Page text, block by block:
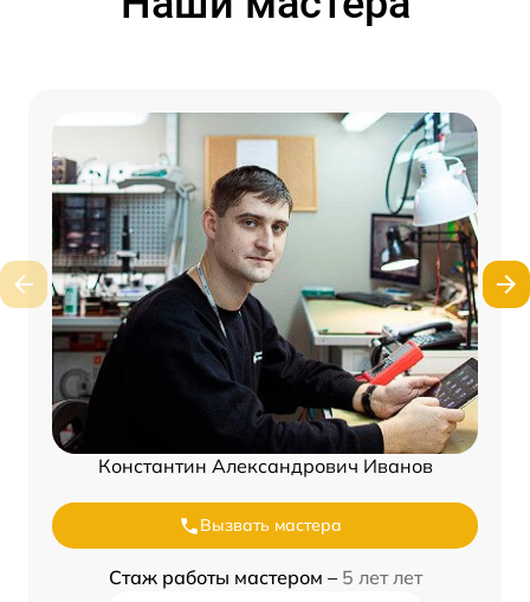
Константин Александрович Иванов
Вызвать мастера
Стаж работы мастером – 5 лет лет